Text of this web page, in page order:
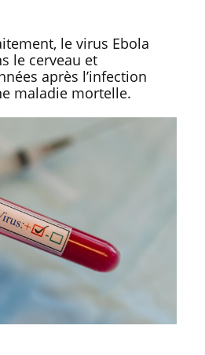
le virus Ebola
le cerveau et
après l’infection
maladie mortelle.